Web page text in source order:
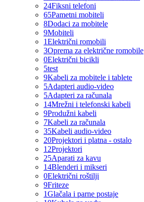
24Fiksni telefoni
65Pametni mobiteli
8Dodaci za mobitele
9Mobiteli
1Električni romobili
3Oprema za električne romobile
0Električni bicikli
5test
9Kabeli za mobitele i tablete
5Adapteri audio-video
5Adapteri za računala
14Mrežni i telefonski kabeli
9Produžni kabeli
7Kabeli za računala
35Kabeli audio-video
20Projektori i platna - ostalo
12Projektori
25Aparati za kavu
14Blenderi i mikseri
0Električni roštilji
9Friteze
1Glačala i parne postaje